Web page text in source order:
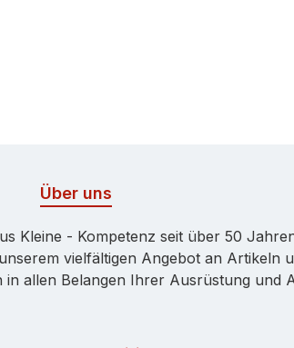
Über uns
Kleine - Kompetenz seit über 50
vielfältigen Angebot an Artikeln
allen Belangen Ihrer Ausrüstung und